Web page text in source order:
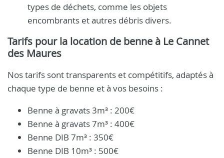
types de déchets, comme les objets
encombrants et autres débris divers.
Tarifs pour la location de benne à Le Cannet
des Maures
Nos tarifs sont transparents et compétitifs, adaptés à
chaque type de benne et à vos besoins :
Benne à gravats 3m³ : 200€
Benne à gravats 7m³ : 400€
Benne DIB 7m³ : 350€
Benne DIB 10m³ : 500€